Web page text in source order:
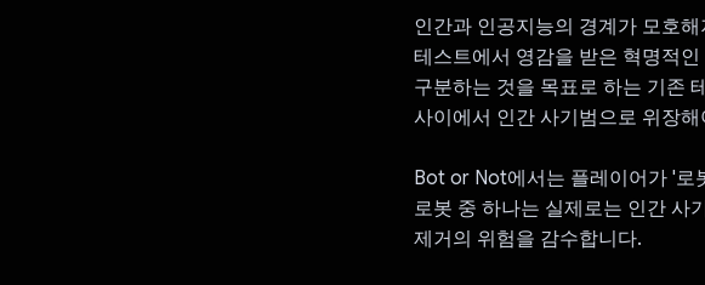
인간과 인공지능의 경계가 모호
테스트에서 영감을 받은 혁명적
구분하는 것을 목표로 하는 기존
사이에서 인간 사기범으로 위장해
Bot or Not에서는 플레이어가 '로
로봇 중 하나는 실제로는 인간 사
제거의 위험을 감수합니다.